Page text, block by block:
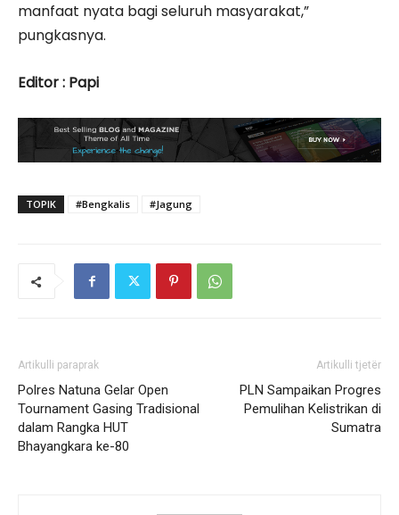
manfaat nyata bagi seluruh masyarakat,”
pungkasnya.
Editor : Papi
TOPIK #Bengkalis #Jagung
Artikulli paraprak
Polres Natuna Gelar Open
Tournament Gasing Tradisional
dalam Rangka HUT
Bhayangkara ke-80 ‎
Artikulli tjetër
PLN Sampaikan Progres
Pemulihan Kelistrikan di
Sumatra